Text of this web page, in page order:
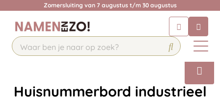
Zomersluiting van 7 augustus t/m 30 augustus
Chatbot
Chat 24/7 met onze chatbot voor
Huisnummerbord industrieel